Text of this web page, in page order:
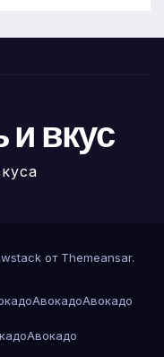
вкус
от Themeansar.
АвокадоАвокадо
Авокадо